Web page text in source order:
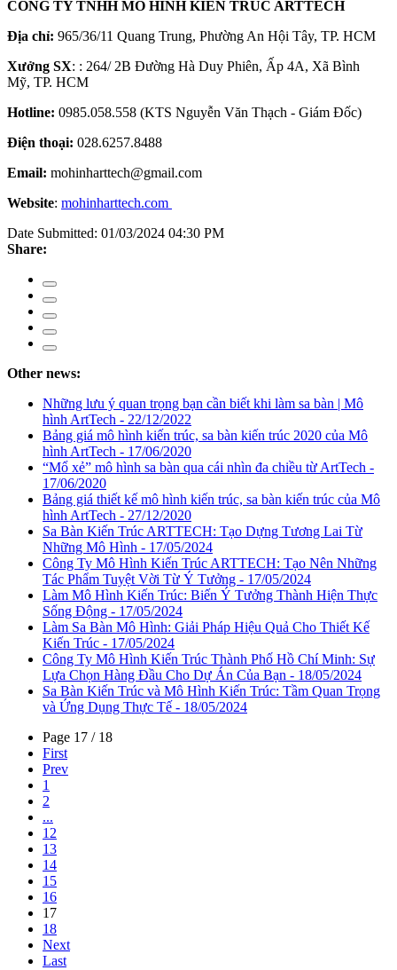
CÔNG TY TNHH MÔ HÌNH KIẾN TRÚC ARTTECH
Địa chỉ: 965/36/11 Quang Trung, Phường An Hội Tây, TP. HCM
Xưởng SX: : 264/ 2B Đường Hà Duy Phiên, Ấp 4A, Xã Bình
Mỹ, TP. HCM
Hotline: 0985.058.558 (KTS Nguyễn Văn Thạch - Giám Đốc)
Điện thoại: 028.6257.8488
Email: mohinharttech@gmail.com
Website: mohinharttech.com
Date Submitted: 01/03/2024 04:30 PM
Share:
Other news:
Những lưu ý quan trọng bạn cần biết khi làm sa bàn | Mô
hình ArtTech - 22/12/2022
Bảng giá mô hình kiến trúc, sa bàn kiến trúc 2020 của Mô
hình ArtTech - 17/06/2020
“Mổ xẻ” mô hình sa bàn qua cái nhìn đa chiều từ ArtTech -
17/06/2020
Bảng giá thiết kế mô hình kiến trúc, sa bàn kiến trúc của Mô
hình ArtTech - 27/12/2020
Sa Bàn Kiến Trúc ARTTECH: Tạo Dựng Tương Lai Từ
Những Mô Hình - 17/05/2024
Công Ty Mô Hình Kiến Trúc ARTTECH: Tạo Nên Những
Tác Phẩm Tuyệt Vời Từ Ý Tưởng - 17/05/2024
Làm Mô Hình Kiến Trúc: Biến Ý Tưởng Thành Hiện Thực
Sống Động - 17/05/2024
Làm Sa Bàn Mô Hình: Giải Pháp Hiệu Quả Cho Thiết Kế
Kiến Trúc - 17/05/2024
Công Ty Mô Hình Kiến Trúc Thành Phố Hồ Chí Minh: Sự
Lựa Chọn Hàng Đầu Cho Dự Án Của Bạn - 18/05/2024
Sa Bàn Kiến Trúc và Mô Hình Kiến Trúc: Tầm Quan Trọng
và Ứng Dụng Thực Tế - 18/05/2024
Page 17 / 18
First
Prev
1
2
...
12
13
14
15
16
17
18
Next
Last